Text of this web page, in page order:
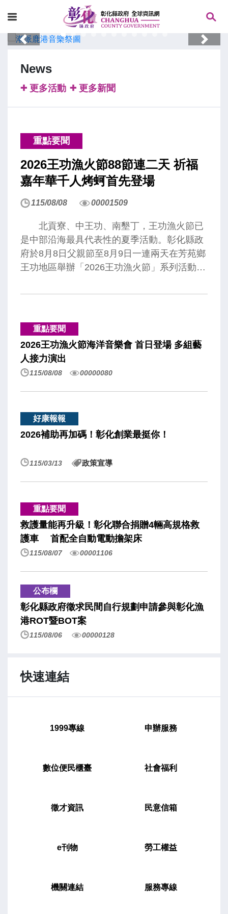
Previous Next
News
更多活動 更多新聞
重點要聞
2026王功漁火節88節連二天 祈福
嘉年華千人烤蚵首先登場
115/08/08 00001509
北貢寮、中王功、南墾丁，王功漁火節已
是中部沿海最具代表性的夏季活動。彰化縣政
府於8月8日父親節至8月9日一連兩天在芳苑鄉
王功地區舉辦「2026王功漁火節」系列活動，
為活動揭開序幕，縣長王惠美出席祈福儀式，
緊接著在王功鎮海廟旁空地有千人烤蚵活動，
讓大家知道芳苑有尚青的珍珠蚵。王縣長表
示，2026王功漁火節由媽祖擇定父親節連二天
舉辦，祝福所有爸爸，父親節快樂！感謝福海
宮、鄉公所、區漁會、農會、各級民代等單位
對活動的支持，歡迎來福海宮，擲筊達到指定
大獎，也有小朋友最愛的水上溜滑梯，在王功
街附近還有千人烤蚵活動，除了鮮蚵以外，還
音樂會，以及8分鐘的煙火秀，邀請全國民眾
年已邁入第22年，近年縣府團隊積極將在地的
景點以「點、線、面」進行深度串聯，以千人
烤蚵讓大家品嘗到珍珠蚵等在地美食，也能遊
玩在地景點，目的就是要讓大家不只來聽演唱
會，還能了解芳苑這塊土地，也讓期望因人潮
也帶來錢潮，一起來拚經濟。 王縣長指
出，今年的活動內容相當豐富多元，特別感謝
福海宮提供場地，也提供免費蚵仔粥與枝仔冰
給大家吃，芳苑鄉公所也貼心準備了小型戲水
設施供親子同樂，民眾可在傍晚前往王功漁港
吹海風、賞夕陽，晚間除了有玖壹壹、美秀集
謝各單位的全力協助，期許透過大家共同的努
福海宮拜媽祖、祈福、吃美食。黃昏的時候，
搭著接駁車到王功漁港，看看美麗的夕陽西
事陳威谷表示，王功漁火節是彰化最重要的觀
看表演還是看煙火，來感受我們最熱烈、最熱
路發！ 芳苑鄉長林保玲表示，感謝王縣長
府近年積極投入多項觀光建設與日照托嬰中心
重點要聞
2026王功漁火節海洋音樂會 首日登場 多組藝
人接力演出
115/08/08 00000080
好康報報
2026補助再加碼！彰化創業最挺你！
115/03/13 政策宣導
重點要聞
救護量能再升級！彰化聯合捐贈4輛高規格救
護車 首配全自動電動擔架床
115/08/07 00001106
公布欄
彰化縣政府徵求民間自行規劃申請參與彰化漁
港ROT暨BOT案
115/08/06 00000128
快速連結
1999專線 申辦服務
數位便民櫃臺 社會福利
徵才資訊 民意信箱
e刊物 勞工權益
機關連結 服務專線